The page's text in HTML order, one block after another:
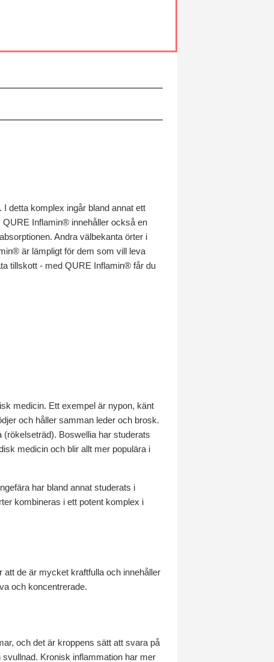
detta komplex ingår bland annat ett
Inflamin® innehåller också en
Andra välbekanta örter i
är lämpligt för dem som vill leva
tillskott - med QURE Inflamin® får du
medicin. Ett exempel är nypon, känt
och håller samman leder och brosk.
Boswellia har studerats
medicin och blir allt mer populära i
har bland annat studerats i
kombineras i ett potent komplex i
de är mycket kraftfulla och innehåller
och koncentrerade.
och det är kroppens sätt att svara på
Kronisk inflammation har mer